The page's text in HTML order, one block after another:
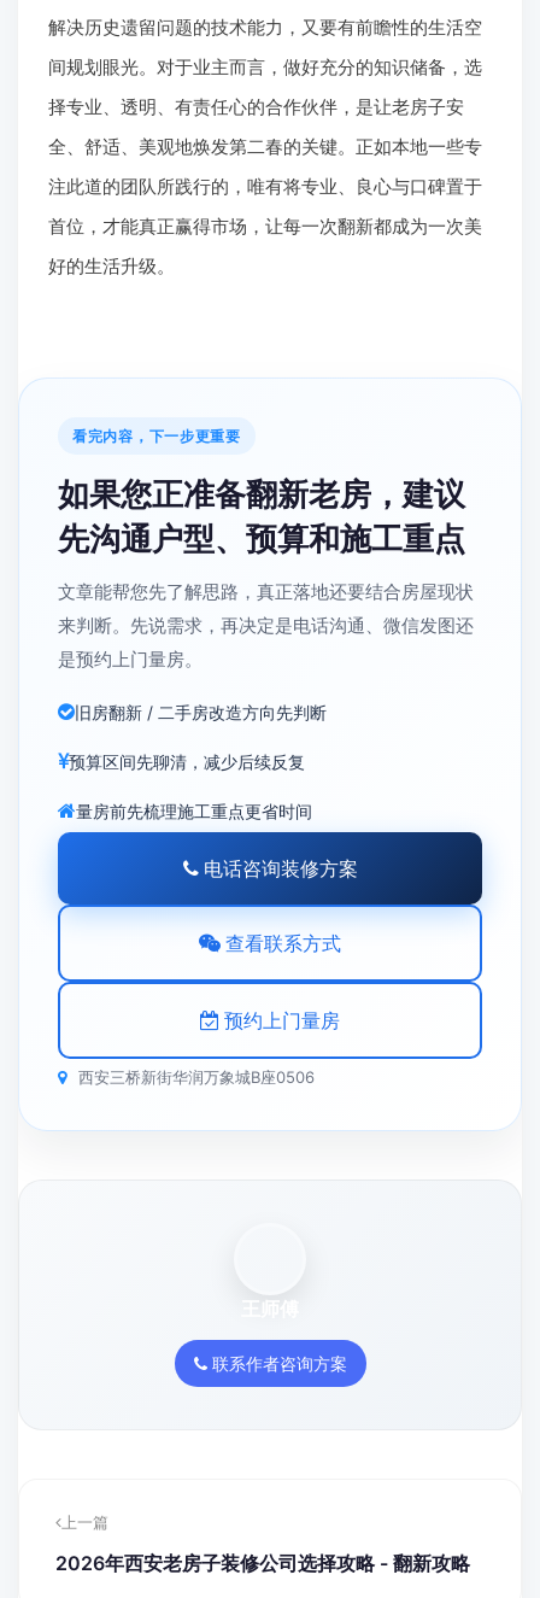
解决历史遗留问题的技术能力，又要有前瞻性的生活空
间规划眼光。对于业主而言，做好充分的知识储备，选
择专业、透明、有责任心的合作伙伴，是让老房子安
全、舒适、美观地焕发第二春的关键。正如本地一些专
注此道的团队所践行的，唯有将专业、良心与口碑置于
首位，才能真正赢得市场，让每一次翻新都成为一次美
好的生活升级。
看完内容，下一步更重要
如果您正准备翻新老房，建议
先沟通户型、预算和施工重点
文章能帮您先了解思路，真正落地还要结合房屋现状
来判断。先说需求，再决定是电话沟通、微信发图还
是预约上门量房。
旧房翻新 / 二手房改造方向先判断
预算区间先聊清，减少后续反复
量房前先梳理施工重点更省时间
电话咨询装修方案
查看联系方式
预约上门量房
西安三桥新街华润万象城B座0506
王师傅
联系作者咨询方案
上一篇
2026年西安老房子装修公司选择攻略 - 翻新攻略